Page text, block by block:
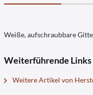
Weiße, aufschraubbare
Weiterführende Links
Weitere Artikel von